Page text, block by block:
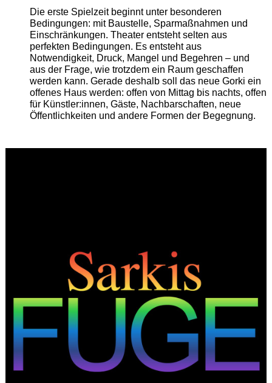
Die erste Spielzeit beginnt unter besonderen
Bedingungen: mit Baustelle, Sparmaßnahmen und
Einschränkungen. Theater entsteht selten aus
perfekten Bedingungen. Es entsteht aus
Notwendigkeit, Druck, Mangel und Begehren – und
aus der Frage, wie trotzdem ein Raum geschaffen
werden kann. Gerade deshalb soll das neue Gorki ein
offenes Haus werden: offen von Mittag bis nachts, offen
für Künstler:innen, Gäste, Nachbarschaften, neue
Öffentlichkeiten und andere Formen der Begegnung.